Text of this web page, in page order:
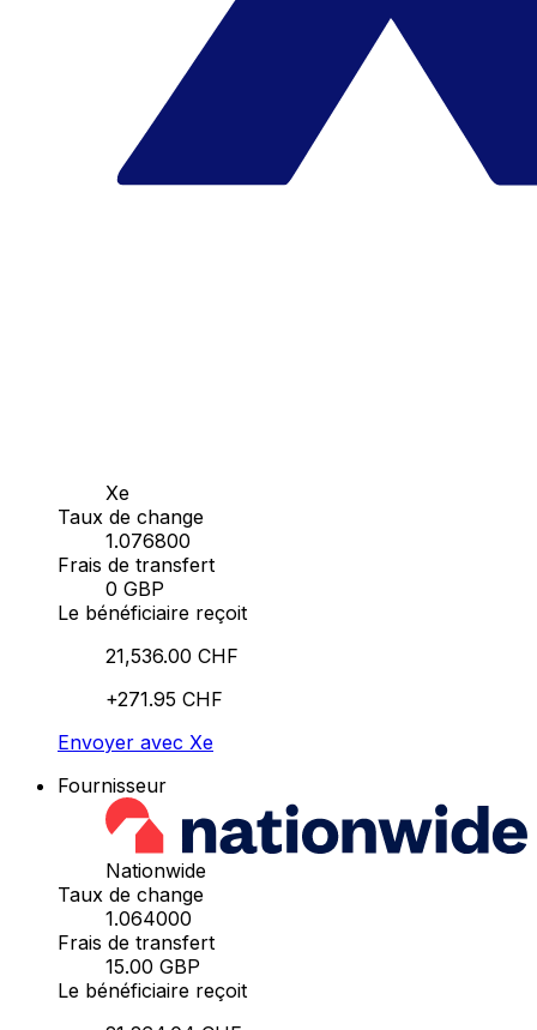
Xe
Taux de change
1.076800
Frais de transfert
0 GBP
Le bénéficiaire reçoit
21,536.00 CHF
+271.95 CHF
Envoyer avec Xe
Fournisseur
Nationwide
Taux de change
1.064000
Frais de transfert
15.00 GBP
Le bénéficiaire reçoit